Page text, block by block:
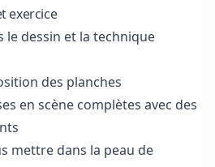
exercice
le dessin et la technique
des planches
en scène complètes avec des
mettre dans la peau de